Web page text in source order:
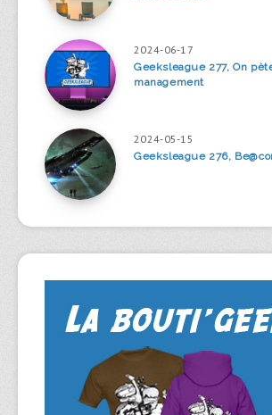
2024-06-17
Geeksleague 277, On
management
2024-05-15
Geeksleague 276,